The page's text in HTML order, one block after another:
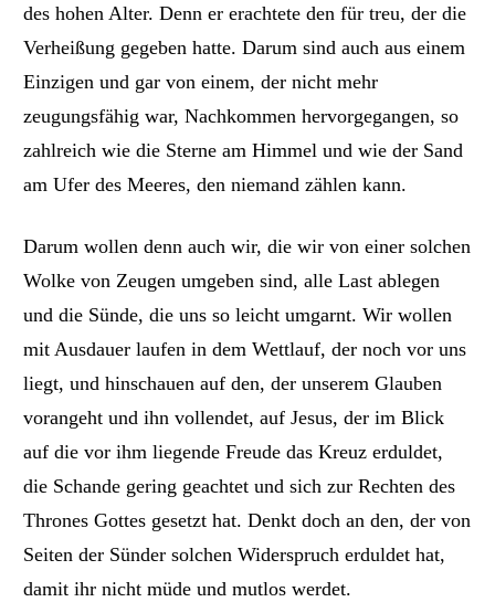
des hohen Alter. Denn er erachtete den für treu, der die
Verheißung gegeben hatte. Darum sind auch aus einem
Einzigen und gar von einem, der nicht mehr
zeugungsfähig war, Nachkommen hervorgegangen, so
zahlreich wie die Sterne am Himmel und wie der Sand
am Ufer des Meeres, den niemand zählen kann.
Darum wollen denn auch wir, die wir von einer solchen
Wolke von Zeugen umgeben sind, alle Last ablegen
und die Sünde, die uns so leicht umgarnt. Wir wollen
mit Ausdauer laufen in dem Wettlauf, der noch vor uns
liegt, und hinschauen auf den, der unserem Glauben
vorangeht und ihn vollendet, auf Jesus, der im Blick
auf die vor ihm liegende Freude das Kreuz erduldet,
die Schande gering geachtet und sich zur Rechten des
Thrones Gottes gesetzt hat. Denkt doch an den, der von
Seiten der Sünder solchen Widerspruch erduldet hat,
damit ihr nicht müde und mutlos werdet.